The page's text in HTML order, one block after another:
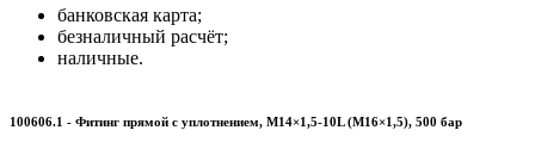
банковская карта;
безналичный расчёт;
наличные.
100606.1 - Фитинг прямой с уплотнением, M14×1,5-10L (M16×1,5), 500 бар